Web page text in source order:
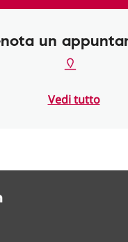
un
Vedi tutto